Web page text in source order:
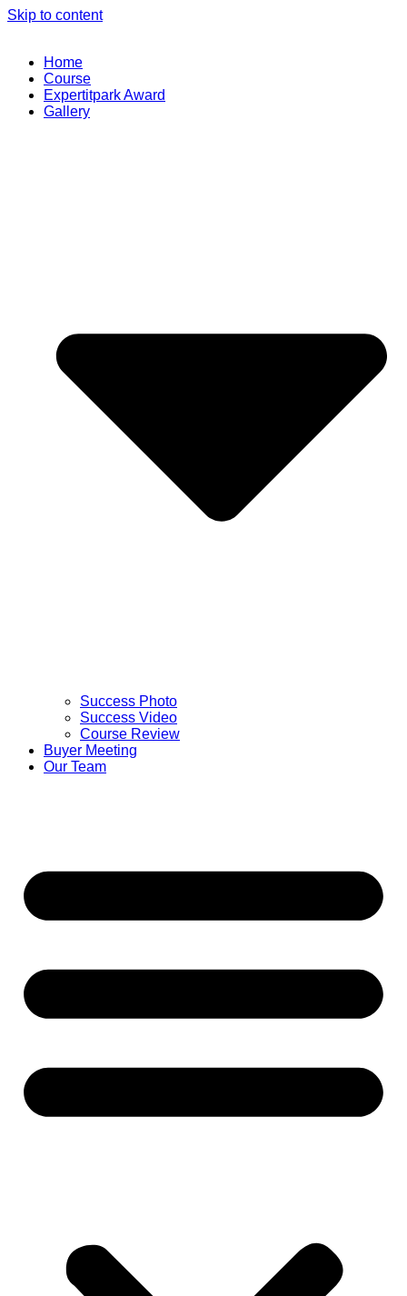
Skip to content
Home
Course
Expertitpark Award
Gallery
Success Photo
Success Video
Course Review
Buyer Meeting
Our Team